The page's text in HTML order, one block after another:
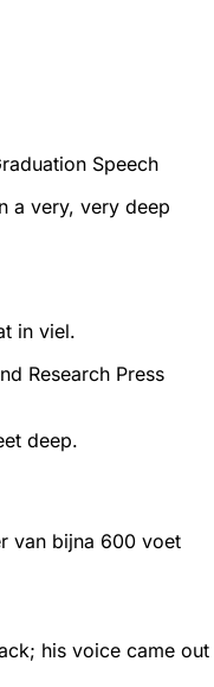
Speech
a very, very deep
in viel.
Research Press
deep.
van bijna 600 voet
his voice came out